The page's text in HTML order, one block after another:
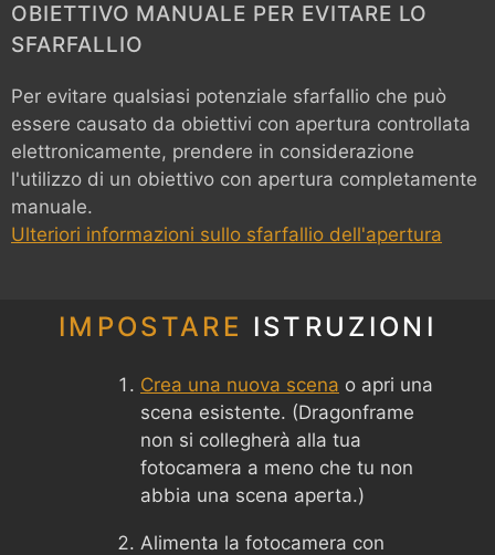
OBIETTIVO MANUALE PER EVITARE LO
SFARFALLIO
Per evitare qualsiasi potenziale sfarfallio che può
essere causato da obiettivi con apertura controllata
elettronicamente, prendere in considerazione
l'utilizzo di un obiettivo con apertura completamente
manuale.
Ulteriori informazioni sullo sfarfallio dell'apertura
IMPOSTARE ISTRUZIONI
Crea una nuova scena o apri una
scena esistente. (Dragonframe
non si collegherà alla tua
fotocamera a meno che tu non
abbia una scena aperta.)
Alimenta la fotocamera con